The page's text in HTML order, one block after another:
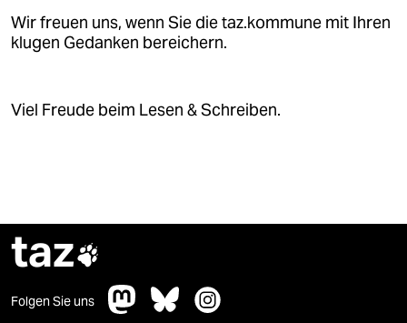
Wir freuen uns, wenn Sie die taz.kommune mit Ihren
klugen Gedanken bereichern.
Viel Freude beim Lesen & Schreiben.
taz
Folgen Sie uns